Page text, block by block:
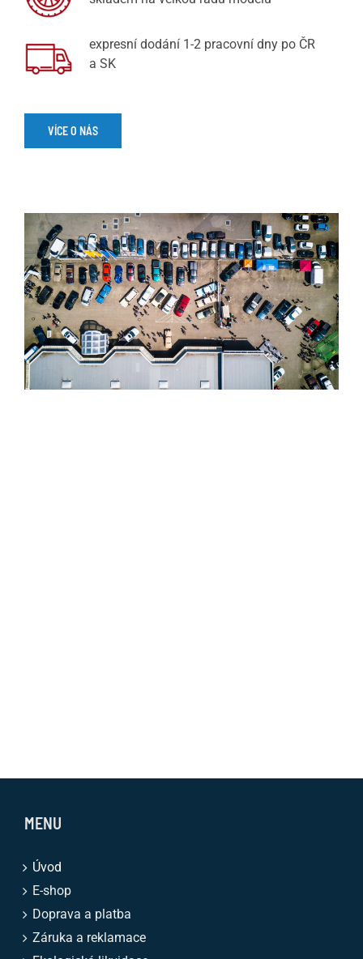
expresní dodání 1-2 pracovní dny po ČR
a SK
VÍCE O NÁS
MENU
Úvod
E-shop
Doprava a platba
Záruka a reklamace